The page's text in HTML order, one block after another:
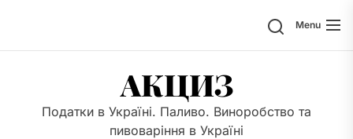
the
SearchMenu
АКЦИЗ
Податки в Україні. Паливо. Виноробство та
пивоваріння в Україні